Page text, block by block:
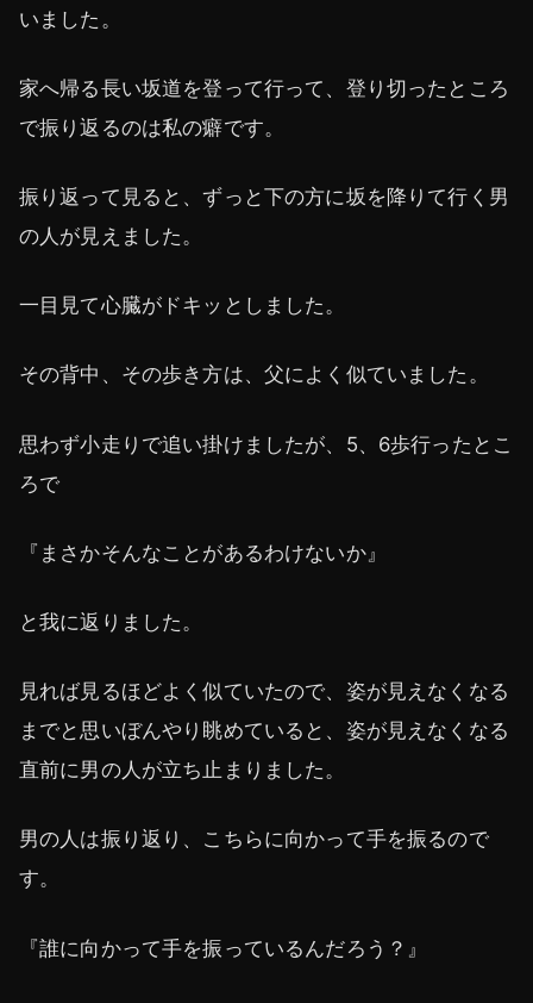
いました。
家へ帰る長い坂道を登って行って、登り切ったところ
で振り返るのは私の癖です。
振り返って見ると、ずっと下の方に坂を降りて行く男
の人が見えました。
一目見て心臓がドキッとしました。
その背中、その歩き方は、父によく似ていました。
思わず小走りで追い掛けましたが、5、6歩行ったとこ
ろで
『まさかそんなことがあるわけないか』
と我に返りました。
見れば見るほどよく似ていたので、姿が見えなくなる
までと思いぼんやり眺めていると、姿が見えなくなる
直前に男の人が立ち止まりました。
男の人は振り返り、こちらに向かって手を振るので
す。
『誰に向かって手を振っているんだろう？』